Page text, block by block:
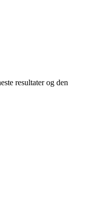
resultater og den